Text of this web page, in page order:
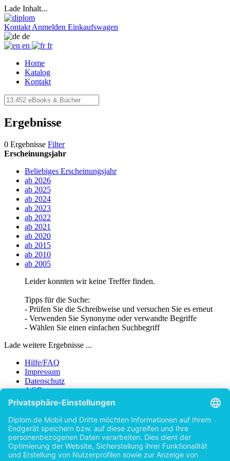
Lade Inhalt...
Kontakt Anmelden Einkaufswagen
de
en
fr
Home
Katalog
Kontakt
Ergebnisse
0 Ergebnisse Filter
Erscheinungsjahr
Beliebiges Erscheinungsjahr
ab 2026
ab 2025
ab 2024
ab 2023
ab 2022
ab 2021
ab 2020
ab 2015
ab 2010
ab 2005
Leider konnten wir keine Treffer finden.
Tipps für die Suche:
- Prüfen Sie die Schreibweise und versuchen Sie es erneut
- Verwenden Sie Synonyme oder verwandte Begriffe
- Wählen Sie einen einfachen Suchbegriff
Lade weitere Ergebnisse ...
Hilfe/FAQ
Impressum
Datenschutz
AGB
Vertrag widerrufen
Zur Desktop-Version
Copyright ©Imprint in der Bedey & Thoms Media GmbH
byOpen Publishing
Zurück
Erscheinungsjahr